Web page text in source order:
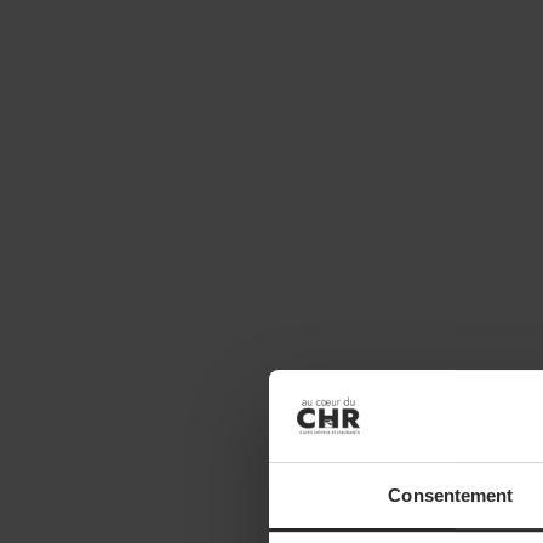
Consentement